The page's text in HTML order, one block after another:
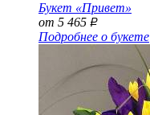
Букет «Привет»
от 5 465 Р
Подробнее о букете